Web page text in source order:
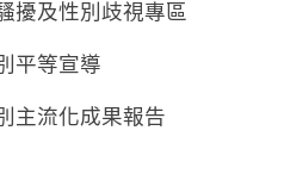
擾及性別歧視專區
平等宣導
主流化成果報告